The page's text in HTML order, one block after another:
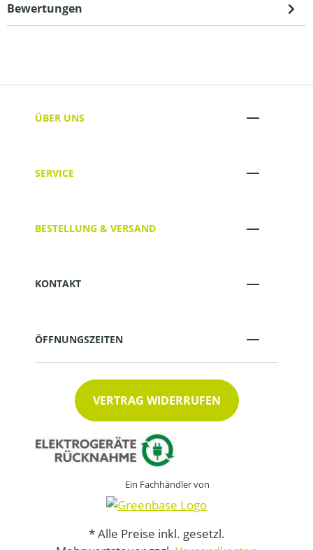
Bewertungen
ÜBER UNS
SERVICE
BESTELLUNG & VERSAND
KONTAKT
ÖFFNUNGSZEITEN
VERTRAG WIDERRUFEN
Ein Fachhändler von
* Alle Preise inkl. gesetzl.